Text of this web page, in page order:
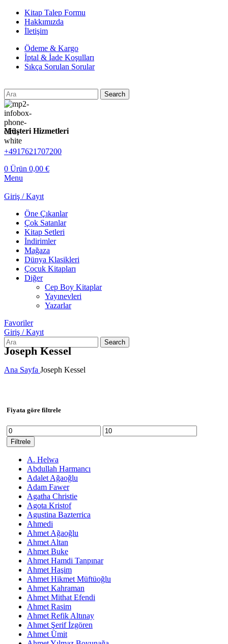
Kitap Talep Formu
Hakkımızda
İletişim
Ödeme & Kargo
İptal & İade Koşulları
Sıkça Sorulan Sorular
Search
Müşteri Hizmetleri
+4917621707200
0 Ürün 0,00 €
Menu
Giriş / Kayıt
Öne Çıkanlar
Çok Satanlar
Kitap Setleri
İndirimler
Mağaza
Dünya Klasikleri
Çocuk Kitapları
Diğer
Cep Boy Kitaplar
Yayınevleri
Yazarlar
Favoriler
Giriş / Kayıt
Search
Joseph Kessel
Ana Sayfa Joseph Kessel
Fiyata göre filtrele
En
düşük
fiyat
En
yüksek
Filtrele
A. Helwa
Abdullah Harmancı
Adalet Ağaoğlu
Adam Fawer
Agatha Christie
Agota Kristof
Agustina Bazterrica
Ahmedi
Ahmet Ağaoğlu
Ahmet Altan
Ahmet Buke
Ahmet Hamdi Tanpınar
Ahmet Haşim
Ahmet Hikmet Müftüoğlu
Ahmet Kahraman
Ahmet Mithat Efendi
Ahmet Rasim
Ahmet Refik Altınay
Ahmet Şerif İzgören
Ahmet Ümit